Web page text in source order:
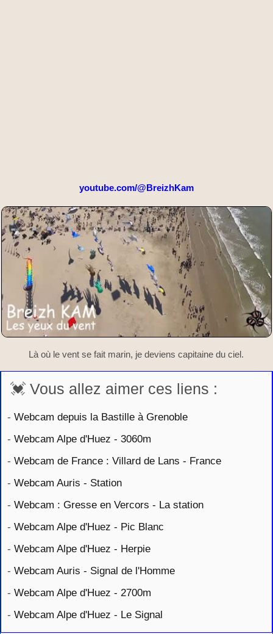
youtube.com/@BreizhKam
Là où le vent se fait marin, je deviens capitaine du ciel.
💓 Vous allez aimer ces liens :
- Webcam depuis la Bastille à Grenoble
- Webcam Alpe d'Huez - 3060m
- Webcam de France : Villard de Lans - France
- Webcam Auris - Station
- Webcam : Gresse en Vercors - La station
- Webcam Alpe d'Huez - Pic Blanc
- Webcam Alpe d'Huez - Herpie
- Webcam Auris - Signal de l'Homme
- Webcam Alpe d'Huez - 2700m
- Webcam Alpe d'Huez - Le Signal